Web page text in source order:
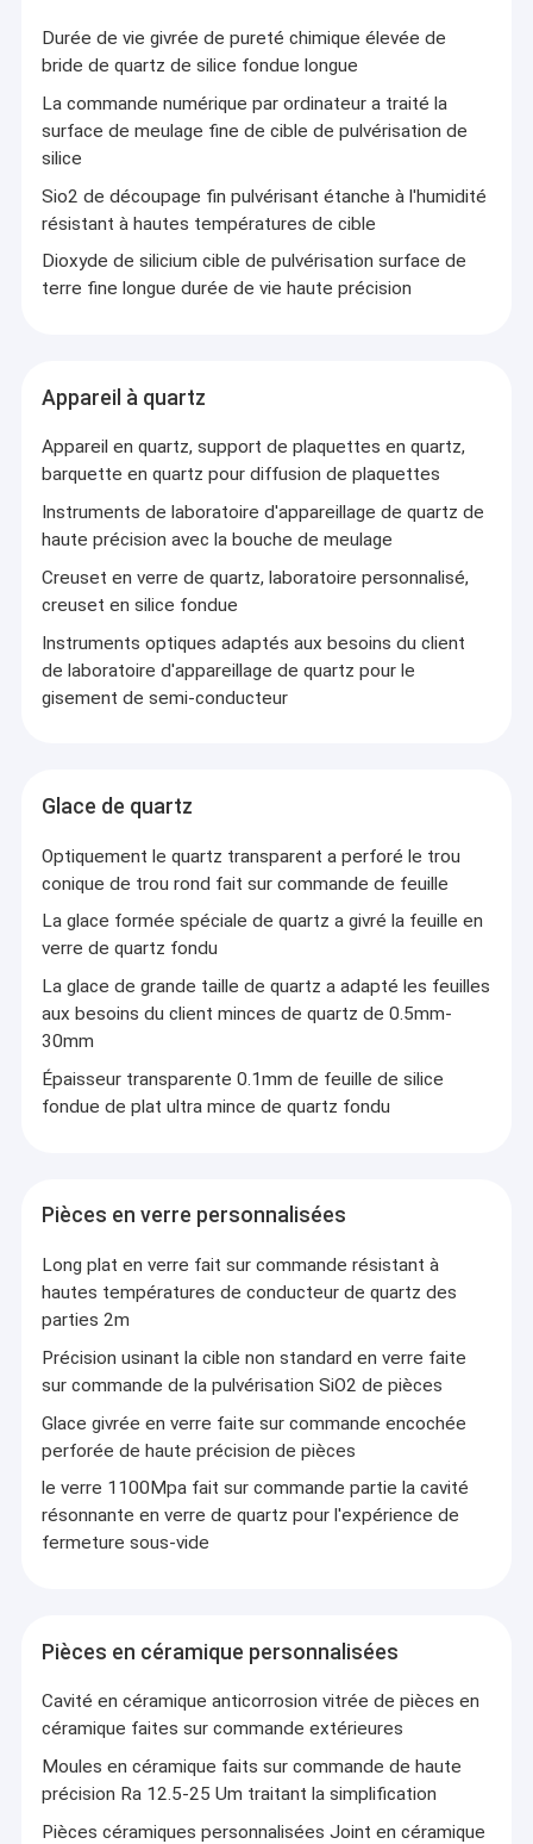
Tube de verre de quartz
Tube capillaire en quartz
Tige de verre de quartz
Pièces de rechange laser
Pièces en verre personnalisées
Pièces en céramique personnalisées
Équipement industriel optique
Couverture en verre mobile faisant la machine
Instrument de mesure optique
Durée de vie givrée de pureté chimique élevée de
bride de quartz de silice fondue longue
La commande numérique par ordinateur a traité la
surface de meulage fine de cible de pulvérisation de
silice
Sio2 de découpage fin pulvérisant étanche à l'humidité
résistant à hautes températures de cible
Dioxyde de silicium cible de pulvérisation surface de
terre fine longue durée de vie haute précision
Appareil à quartz
Appareil en quartz, support de plaquettes en quartz,
barquette en quartz pour diffusion de plaquettes
Instruments de laboratoire d'appareillage de quartz de
haute précision avec la bouche de meulage
Creuset en verre de quartz, laboratoire personnalisé,
creuset en silice fondue
Instruments optiques adaptés aux besoins du client
de laboratoire d'appareillage de quartz pour le
gisement de semi-conducteur
Glace de quartz
Optiquement le quartz transparent a perforé le trou
conique de trou rond fait sur commande de feuille
La glace formée spéciale de quartz a givré la feuille en
verre de quartz fondu
La glace de grande taille de quartz a adapté les feuilles
aux besoins du client minces de quartz de 0.5mm-
30mm
Épaisseur transparente 0.1mm de feuille de silice
fondue de plat ultra mince de quartz fondu
Pièces en verre personnalisées
Long plat en verre fait sur commande résistant à
hautes températures de conducteur de quartz des
parties 2m
Précision usinant la cible non standard en verre faite
sur commande de la pulvérisation SiO2 de pièces
Glace givrée en verre faite sur commande encochée
perforée de haute précision de pièces
le verre 1100Mpa fait sur commande partie la cavité
résonnante en verre de quartz pour l'expérience de
fermeture sous-vide
Pièces en céramique personnalisées
Cavité en céramique anticorrosion vitrée de pièces en
céramique faites sur commande extérieures
Moules en céramique faits sur commande de haute
précision Ra 12.5-25 Um traitant la simplification
Pièces céramiques personnalisées Joint en céramique
le client, grâce à des efforts inlassables et à l'amélioration
continue,ZKTD a créé une bonne plateforme de fabrication de
verre optique pour les clients.